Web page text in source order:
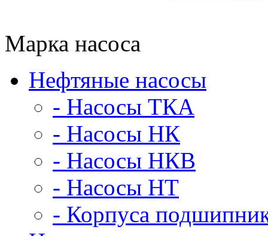
Марка насоса
Нефтяные насосы
- Насосы ТКА
- Насосы НК
- Насосы НКВ
- Насосы НТ
- Корпуса